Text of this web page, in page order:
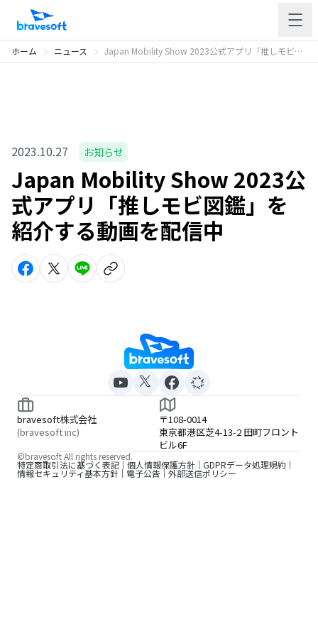
ホーム ニュース Japan Mobility Show 2023公式アプリ「推しモビ図鑑」を紹介する動画を配信中
2023.10.27 お知らせ
Japan Mobility Show 2023公
式アプリ「推しモビ図鑑」を
紹介する動画を配信中
bravesoft株式会社
(bravesoft inc)
〒108-0014
東京都港区芝4-13-2 田町フロント
ビル6F
特定商取引法に基づく表記 個人情報保護方針 GDPRデータ処理規約
情報セキュリティ基本方針 電子公告 外部送信ポリシー
©bravesoft All rights reserved.